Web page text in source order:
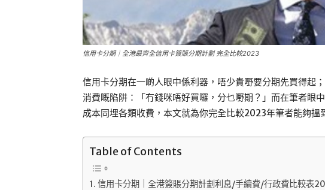
信用卡分期｜全港最齊全信用卡簽賬分期計劃 完全比較2023
信用卡分期在一啲人眼中係利器，唔少貴嘢要分期先買得起
消費嘅陷阱：「冇錢咪唔好買囉，分乜嘢期？」而在筆者眼
成本同埋各類收費，本文就為你完全比較2023年筆者能夠搵
Table of Contents
信用卡分期｜全港簽賬分期計劃利息/手續費/行政費比較表